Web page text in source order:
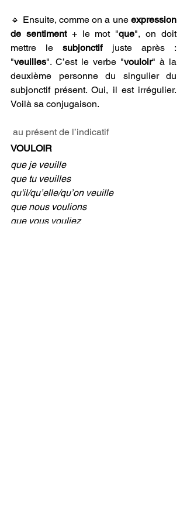
🔹 Ensuite, comme on a une expression
de sentiment + le mot "que", on doit
mettre le subjonctif juste après :
"veuilles". C’est le verbe "vouloir" à la
deuxième personne du singulier du
subjonctif présent. Oui, il est irrégulier.
Voilà sa conjugaison.
au présent de l’indicatif
VOULOIR
que je veuille
que tu veuilles
qu'il/qu’elle/qu’on veuille
que nous voulions
que vous vouliez